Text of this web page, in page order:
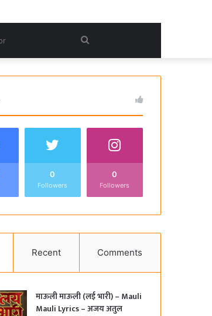
Search
for
0
Followers
0
Followers
Recent Comments
माऊली माऊली (लई भारी) – Mauli
Mauli Lyrics – अजय अतुल